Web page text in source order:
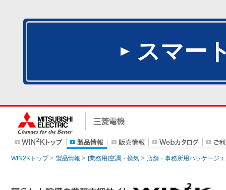
スマー
WIN2Kトップ 製品情報 [業務用]空調・換気 店舗・事務所用パッケージ